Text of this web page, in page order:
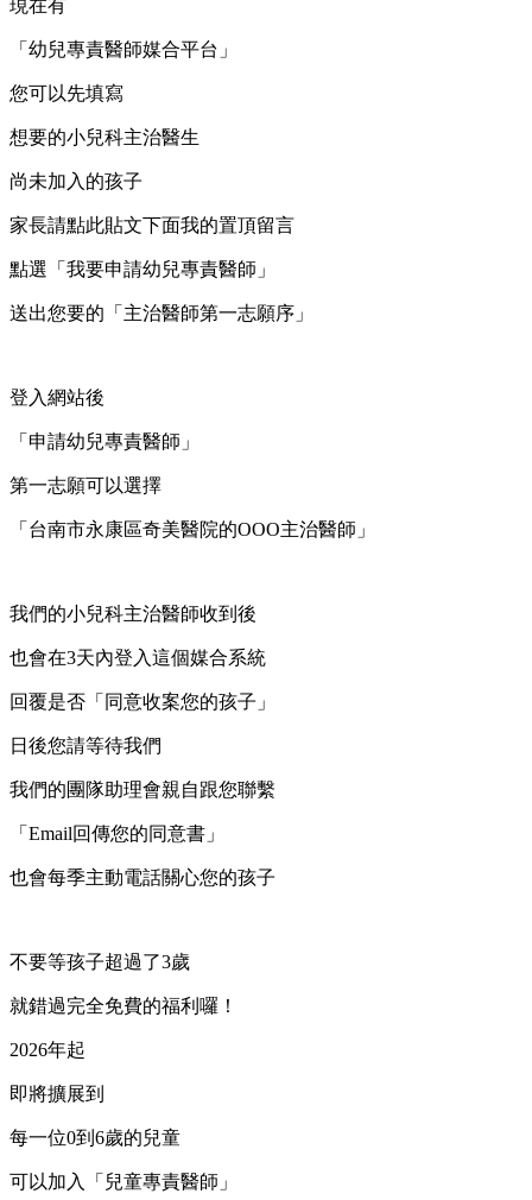
現在有
「幼兒專責醫師媒合平台」
您可以先填寫
想要的小兒科主治醫生
尚未加入的孩子
家長請點此貼文下面我的置頂留言
點選「我要申請幼兒專責醫師」
送出您要的「主治醫師第一志願序」
登入網站後
「申請幼兒專責醫師」
第一志願可以選擇
「台南市永康區奇美醫院的OOO主治醫師」
我們的小兒科主治醫師收到後
也會在3天內登入這個媒合系統
回覆是否「同意收案您的孩子」
日後您請等待我們
我們的團隊助理會親自跟您聯繫
「Email回傳您的同意書」
也會每季主動電話關心您的孩子
不要等孩子超過了3歲
就錯過完全免費的福利囉！
2026年起
即將擴展到
每一位0到6歲的兒童
可以加入「兒童專責醫師」